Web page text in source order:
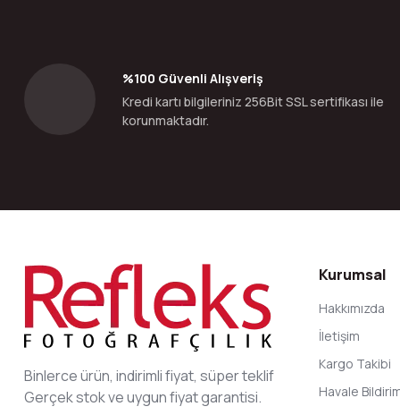
Bu ürüne benzer farklı alternatifler olmalı.
%100 Güvenli Alışveriş
Kredi kartı bilgileriniz 256Bit SSL sertifikası ile
korunmaktadır.
Binlerce ürün, indirimli fiyat, süper teklif
Gerçek stok ve uygun fiyat garantisi.
Kurumsal
Hakkımızda
İletişim
Kargo Takibi
Havale